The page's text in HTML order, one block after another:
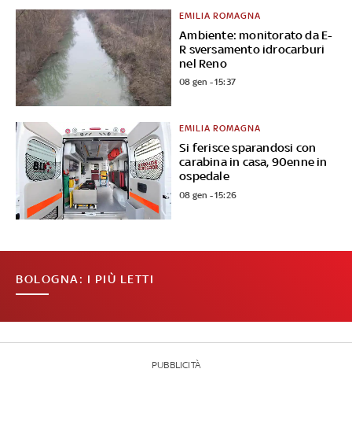
Ambiente: monitorato da E-
R sversamento idrocarburi
nel Reno
EMILIA ROMAGNA
08 gen - 15:37
Si ferisce sparandosi con
carabina in casa, 90enne in
ospedale
EMILIA ROMAGNA
08 gen - 15:26
BOLOGNA: I PIÙ LETTI
PUBBLICITÀ